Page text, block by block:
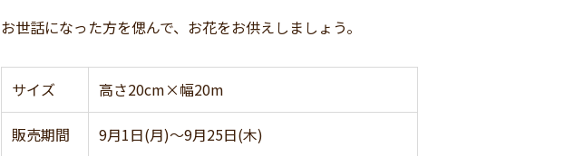
お世話になった方を偲んで、お花をお供えしましょう。
サイズ 高さ20cm×幅20m
販売期間 9月1日(月)～9月25日(木)